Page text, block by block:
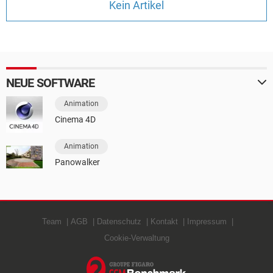
HARDWARE
Kein Artikel
NEUE SOFTWARE
Animation
Cinema 4D
Animation
Panowalker
Team AGB Datenschutz Kontakt
Impressum
Cookie-Verwaltung